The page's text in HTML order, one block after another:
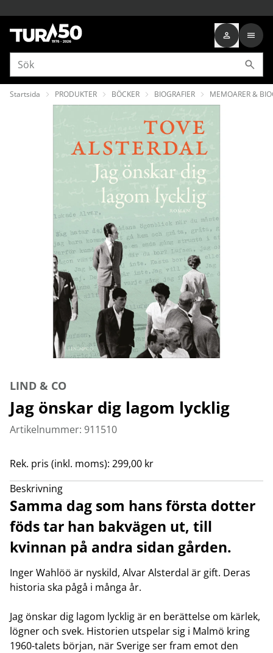
Startsida PRODUKTER BÖCKER BIOGRAFIER MEMOARER &
LIND & CO
Jag önskar dig lagom lycklig
Artikelnummer: 911510
Rek. pris (inkl. moms): 299,00 kr
Beskrivning
Samma dag som hans första dotter
föds tar han bakvägen ut, till
kvinnan på andra sidan gården.
Inger Wahlöö är nyskild, Alvar Alsterdal är gift. Deras
historia ska pågå i många år.
Jag önskar dig lagom lycklig är en berättelse om kärlek,
lögner och svek. Historien utspelar sig i Malmö kring
1960-talets början, när Sverige ser fram emot den